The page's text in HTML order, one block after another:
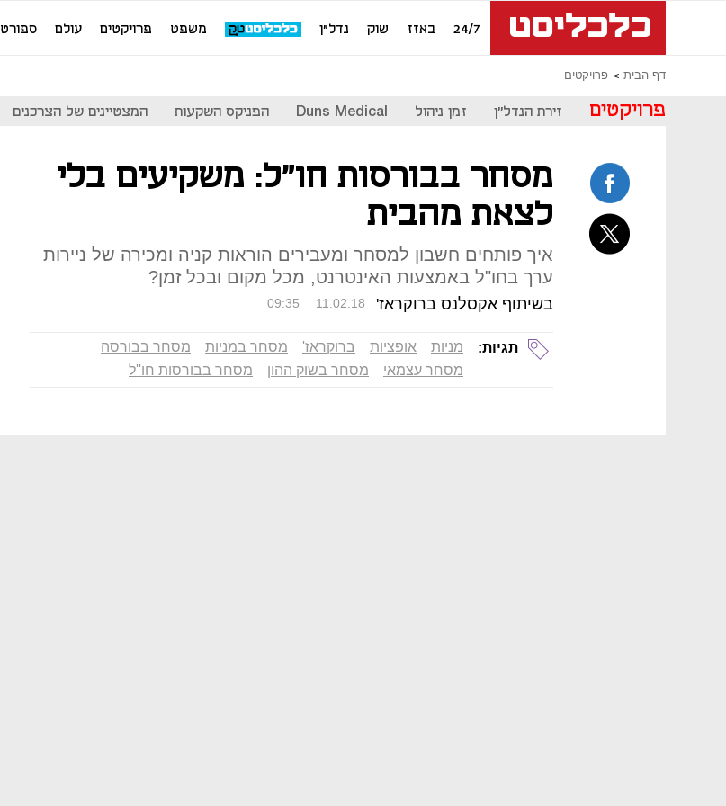
24/7 באזז שוק נדל"ן משפט פרויקטים עולם ספורט
דף הבית פרויקטים
פרויקטים זירת הנדל"ן זמן ניהול Duns Medical הפניקס השקעות המצטיינים של הצרכנים
מסחר בבורסות חו"ל: משקיעים בלי
לצאת מהבית
איך פותחים חשבון למסחר ומעבירים הוראות קניה ומכירה של ניירות
ערך בחו"ל באמצעות האינטרנט, מכל מקום ובכל זמן?
בשיתוף אקסלנס ברוקראז' 09:35 11.02.18
תגיות: מניות אופציות ברוקראז' מסחר במניות
מסחר בבורסה
מסחר עצמאי
מסחר בשוק ההון מסחר בבורסות חו''ל